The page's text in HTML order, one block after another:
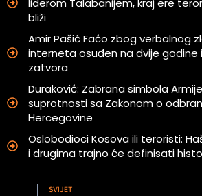
bliži
Amir Pašić Faćo zbog verbalnog
interneta osuđen na dvije godine
zatvora
Duraković: Zabrana simbola
suprotnosti sa Zakonom o
Hercegovine
Oslobodioci Kosova ili teroristi:
i drugima trajno će definisati
SVIJET